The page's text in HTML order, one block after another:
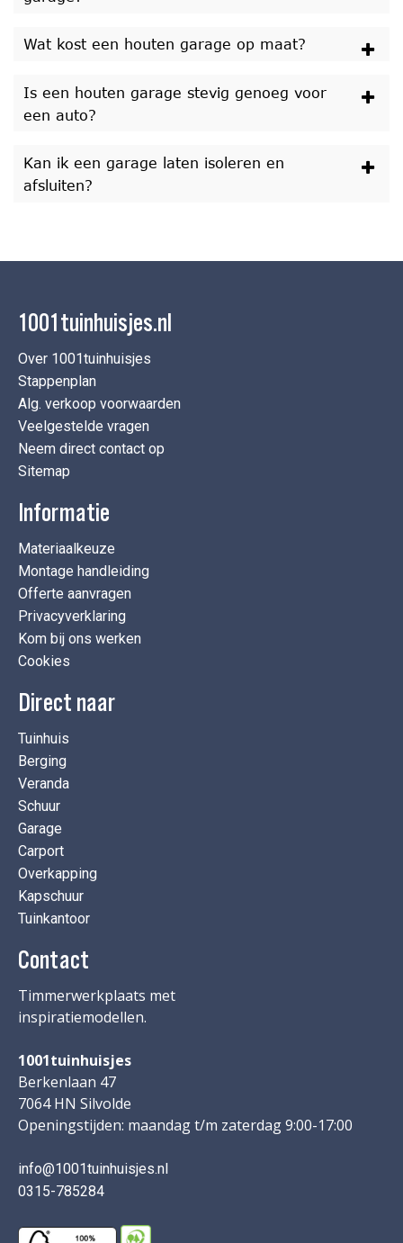
Wat kost een houten garage op maat?
Is een houten garage stevig genoeg voor
een auto?
Kan ik een garage laten isoleren en
afsluiten?
1001tuinhuisjes.nl
Over 1001tuinhuisjes
Stappenplan
Alg. verkoop voorwaarden
Veelgestelde vragen
Neem direct contact op
Sitemap
Informatie
Materiaalkeuze
Montage handleiding
Offerte aanvragen
Privacyverklaring
Kom bij ons werken
Cookies
Direct naar
Tuinhuis
Berging
Veranda
Schuur
Garage
Carport
Overkapping
Kapschuur
Tuinkantoor
Contact
Timmerwerkplaats met
inspiratiemodellen.
1001tuinhuisjes
Berkenlaan 47
7064 HN Silvolde
Openingstijden: maandag t/m zaterdag 9:00-17:00
info@1001tuinhuisjes.nl
0315-785284